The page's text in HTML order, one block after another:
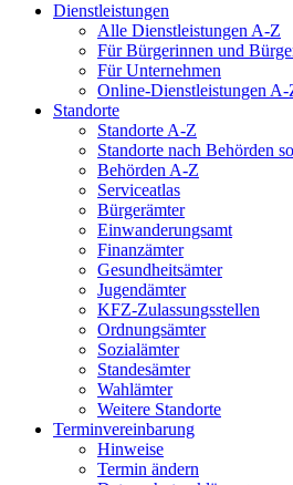
Dienst­leistungen
Alle Dienstleistungen A-Z
Für Bürgerinnen und
Für Unternehmen
Online-Dienstleistungen A-
Standorte
Standorte A-Z
Standorte nach Behörden
Behörden A-Z
Serviceatlas
Bürgerämter
Einwanderungs­amt
Finanzämter
Gesundheits­ämter
Jugendämter
KFZ-Zulassungs­stellen
Ordnungsämter
Sozialämter
Standesämter
Wahlämter
Weitere Standorte
Termin­vereinbarung
Hinweise
Termin ändern